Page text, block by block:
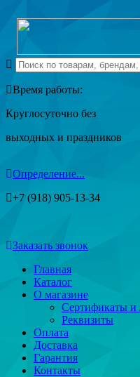
Время работы:
Круглосуточно без
выходных и праздников
Определение...
+7 (918) 905-13-34
Заказать звонок
Главная
Каталог
О магазине
Сертификаты и
Реквизиты
Оплата
Доставка
Гарантия
Контакты